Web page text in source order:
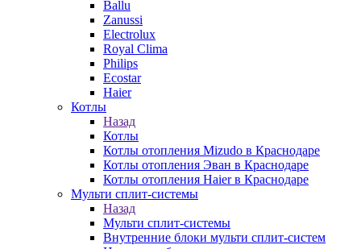
Ballu
Zanussi
Electrolux
Royal Clima
Philips
Ecostar
Haier
Котлы
Назад
Котлы
Котлы отопления Mizudo в Краснодаре
Котлы отопления Эван в Краснодаре
Котлы отопления Haier в Краснодаре
Мульти сплит-системы
Назад
Мульти сплит-системы
Внутренние блоки мульти сплит-систем